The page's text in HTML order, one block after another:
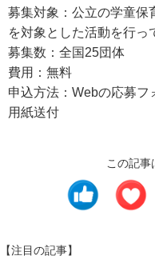
募集対象：公立の学童保
を対象とした活動を行っ
募集数：全国25団体
費用：無料
申込方法：Webの応募フ
用紙送付
この記事
【注目の記事】